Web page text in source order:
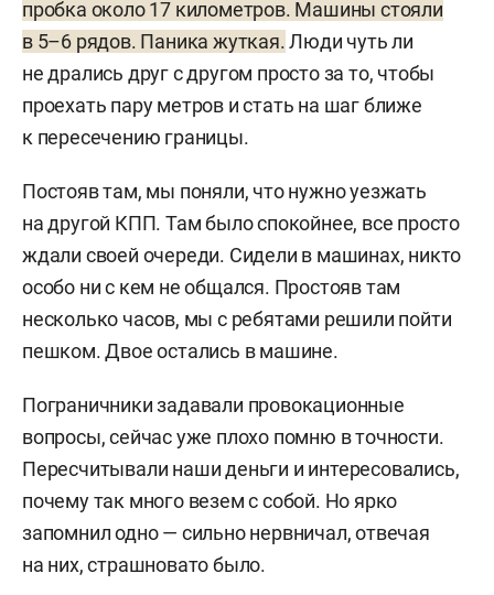
пробка около 17 километров. Машины стояли
в 5–6 рядов. Паника жуткая.Люди чуть ли
не дрались друг с другом просто за то, чтобы
проехать пару метров и стать на шаг ближе
к пересечению границы.
Постояв там, мы поняли, что нужно уезжать
на другой КПП. Там было спокойнее, все просто
ждали своей очереди. Сидели в машинах, никто
особо ни с кем не общался. Простояв там
несколько часов, мы с ребятами решили пойти
пешком. Двое остались в машине.
Пограничники задавали провокационные
вопросы, сейчас уже плохо помню в точности.
Пересчитывали наши деньги и интересовались,
почему так много везем с собой. Но ярко
запомнил одно — сильно нервничал, отвечая
на них, страшновато было.